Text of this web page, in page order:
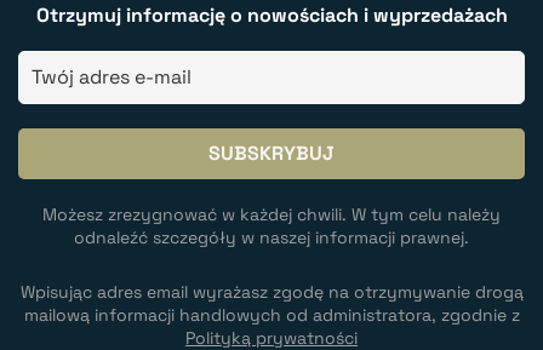
Otrzymuj informację o nowościach i wyprzedażach
Możesz zrezygnować w każdej chwili. W tym celu należy
odnaleźć szczegóły w naszej informacji prawnej.
Wpisując adres email wyrażasz zgodę na otrzymywanie drogą
mailową informacji handlowych od administratora, zgodnie z
Polityką prywatności